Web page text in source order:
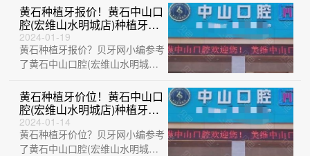
医院店)···
黄石种植牙报价！黄石中山口
腔(宏维山水明城店)种植牙新
价格已确定，国产康盛种植牙
价格：4256元起/颗！
2024-01-19
黄石种植牙报价？贝牙网小编参考
了黄石中山口腔(宏维山水明城
腔、中山口腔···
黄石种植牙价位！黄石中山口
腔(宏维山水明城店)种植牙价
格表，德国贝格bego种植
体：5661元起/颗！
2024-01-14
黄石种植牙价位？贝牙网小编参考
了黄石中山口腔(宏维山水明城